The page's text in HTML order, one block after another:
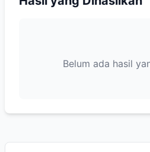
Belum ada hasil